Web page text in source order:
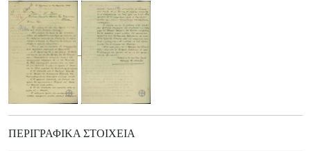
ΠΕΡΙΓΡΑΦΙΚΆ ΣΤΟΙΧΕΊΑ